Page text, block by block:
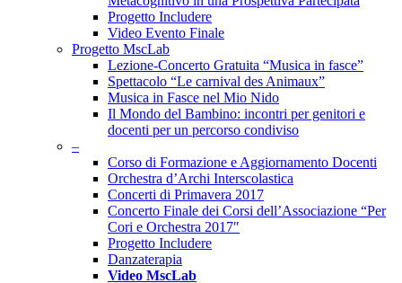
Progetto Includere
Video Evento Finale
Progetto MscLab
Lezione-Concerto Gratuita “Musica in fasce”
Spettacolo “Le carnival des Animaux”
Musica in Fasce nel Mio Nido
Il Mondo del Bambino: incontri per genitori e
docenti per un percorso condiviso
–
Corso di Formazione e Aggiornamento Docenti
Orchestra d’Archi Interscolastica
Concerti di Primavera 2017
Concerto Finale dei Corsi dell’Associazione “Per
Cori e Orchestra 2017″
Progetto Includere
Danzaterapia
Video MscLab